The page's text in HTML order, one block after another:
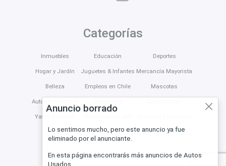
Anuncio borrado
Lo sentimos mucho, pero este anuncio ya fue
eliminado por el anunciante.
En esta página encontrarás más anuncios de Autos
Usados
Categorías
Inmuebles
Hogar y Jardín
Belleza
Autos y Vehículos
Yates & Barcos
Educación
Juguetes & Infantes
Empleos en Chile
Deportes
Mercancía Mayorista
Mascotas